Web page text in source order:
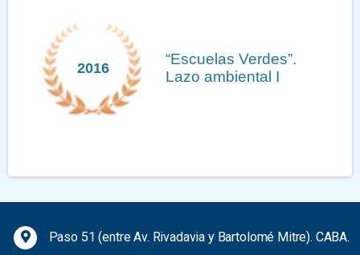
2016
“Escuelas Verdes”.
Lazo ambiental I
Paso 51 (entre Av. Rivadavia y Bartolomé Mitre). CABA.